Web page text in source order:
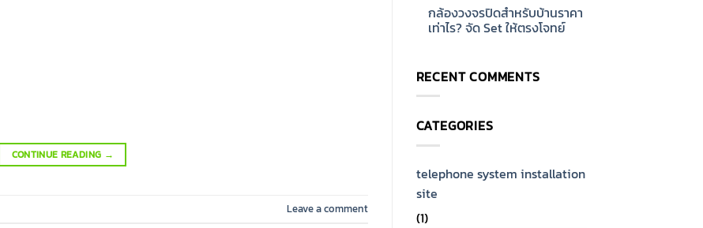
CONTINUE READING →
Leave a comment
รีวิว
จาก
การ
[2026]
on
กล้อง
วงจรปิด
แนะนำ
แบรนด์
ที่
เชื่อ
ได้
กล้องวงจรปิดสำหรับบ้านราคา
เท่าไร? จัด Set ให้ตรงโจทย์
กล้อง
วงจรปิด
สำหรับ
เท่าไร?
Set
โจทย์
RECENT COMMENTS
CATEGORIES
telephone system installation
site
(1)